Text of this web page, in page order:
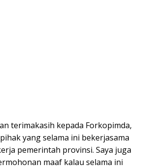
terimakasih kepada Forkopimda,
yang selama ini bekerjasama
pemerintah provinsi. Saya juga
maaf kalau selama ini